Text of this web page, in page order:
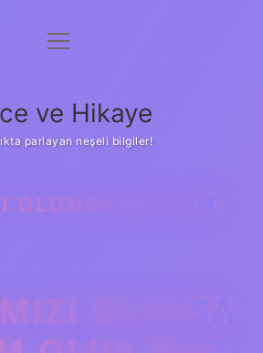
Anasayfa
Yasal Uyarı
menüyü
ve Hikaye
parlayan neşeli bilgiler!
DEPREM
OLURSA